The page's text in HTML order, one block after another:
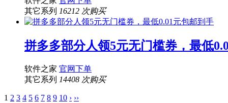
其它系列 16212 次购买
拼多多部分人领5元无门槛券，最低
软件之家 官网下单
其它系列 14408 次购买
1 2 3 4 5 6 7 8 9 10 › ››